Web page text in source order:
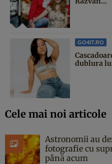
GO4IT.RO
dublura
Cele mai noi articole
Astronomii au
fotografie cu
până acum